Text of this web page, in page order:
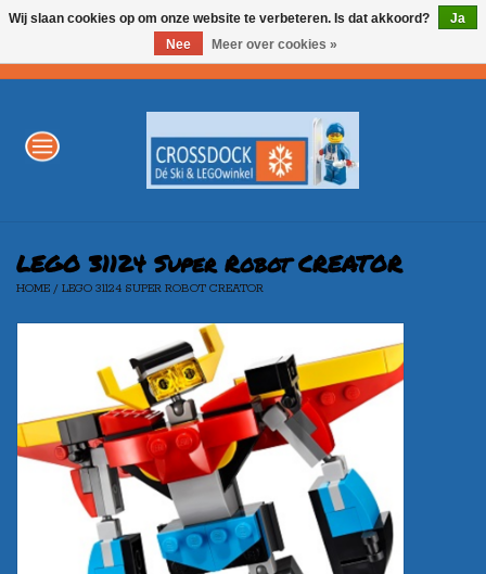
WINTERSPORT
LEGO
AKTIE
LEGO 31124 Super Robot CREATOR
HOME / LEGO 31124 SUPER ROBOT CREATOR
Wij slaan cookies op om onze website te verbeteren. Is dat akkoord?
Ja
Nee
Meer over cookies »